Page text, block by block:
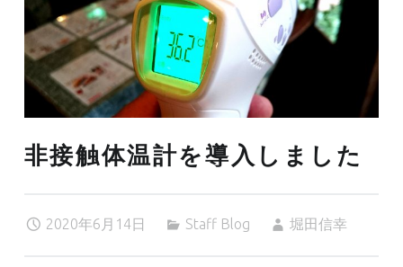
site
navigation
非接触体温計を導入しました
2020年6月14日 Staff Blog 堀田信幸